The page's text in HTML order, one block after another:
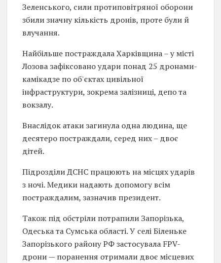
Зеленського, сили протиповітряної оборони
збили значну кількість дронів, проте були й
влучання.
Найбільше постраждала Харківщина – у місті
Лозова зафіксовано удари понад 25 дронами-
камікадзе по об'єктах цивільної
інфраструктури, зокрема залізниці, депо та
вокзалу.
Внаслідок атаки загинула одна людина, ще
десятеро постраждали, серед них – двоє
дітей.
Підрозділи ДСНС працюють на місцях ударів
з ночі. Медики надають допомогу всім
постраждалим, зазначив президент.
Також під обстріли потрапили Запорізька,
Одеська та Сумська області. У селі Біленьке
Запорізького району РФ застосувала FPV-
дрони — поранення отримали двоє місцевих